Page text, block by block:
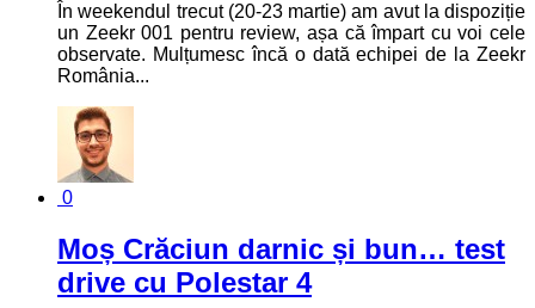
În weekendul trecut (20-23 martie) am avut la dispoziție
un Zeekr 001 pentru review, așa că împart cu voi cele
observate. Mulțumesc încă o dată echipei de la Zeekr
România...
0
Moș Crăciun darnic și bun… test
drive cu Polestar 4